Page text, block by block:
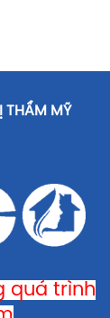
THẨM MỸ
quá trình